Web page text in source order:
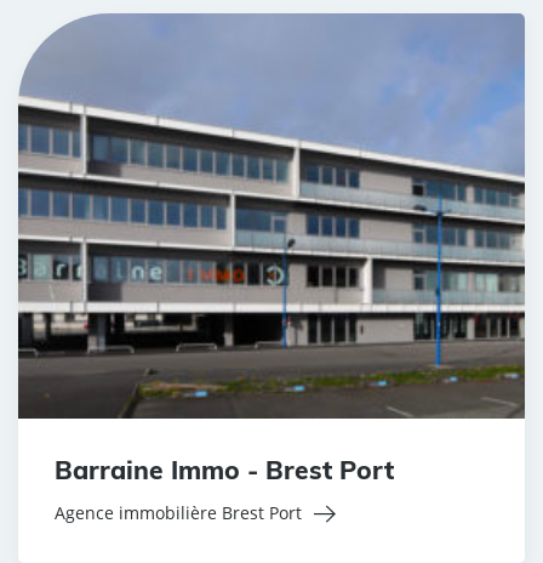
Barraine Immo - Brest Port
Agence immobilière Brest Port